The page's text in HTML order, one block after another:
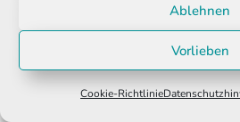
Ablehnen
Vorlieben
Cookie-RichtlinieAnwaltskanzlei &